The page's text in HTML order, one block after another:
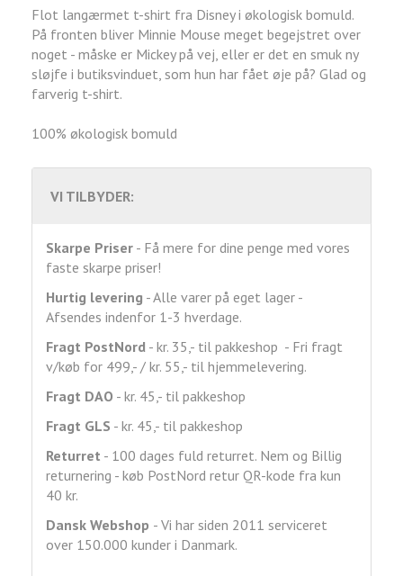
Flot langærmet t-shirt fra Disney i økologisk bomuld.
På fronten bliver Minnie Mouse meget begejstret over
noget - måske er Mickey på vej, eller er det en smuk ny
sløjfe i butiksvinduet, som hun har fået øje på? Glad og
farverig t-shirt.
100% økologisk bomuld
VI TILBYDER:
Skarpe Priser - Få mere for dine penge med vores
faste skarpe priser!
Hurtig levering - Alle varer på eget lager -
Afsendes indenfor 1-3 hverdage.
Fragt PostNord - kr. 35,- til pakkeshop - Fri fragt
v/køb for 499,- / kr. 55,- til hjemmelevering.
Fragt DAO - kr. 45,- til pakkeshop
Fragt GLS - kr. 45,- til pakkeshop
Returret - 100 dages fuld returret. Nem og Billig
returnering - køb PostNord retur QR-kode fra kun
40 kr.
Dansk Webshop - Vi har siden 2011 serviceret
over 150.000 kunder i Danmark.